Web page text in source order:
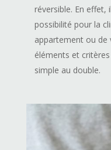
réversible. En effet,
possibilité pour la
appartement ou de
éléments et
simple au double.